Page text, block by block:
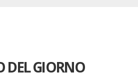
DEL GIORNO